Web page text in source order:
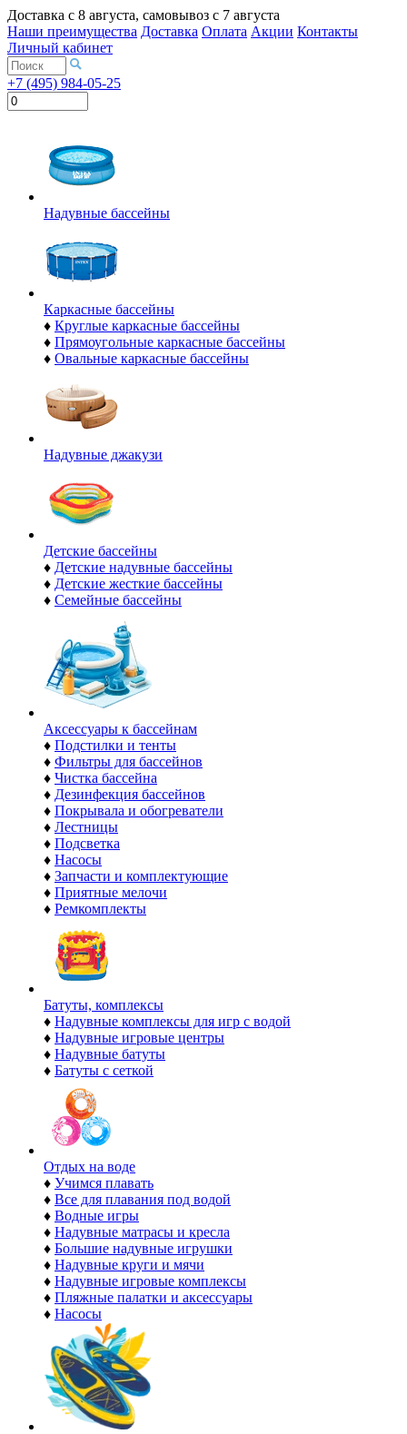
Доставка с 8 августа, самовывоз с 7 августа
Наши преимущества Доставка Оплата Акции Контакты
Личный кабинет
+7 (495) 984-05-25
Надувные бассейны
Каркасные бассейны
♦ Круглые каркасные бассейны
♦ Прямоугольные каркасные бассейны
♦ Овальные каркасные бассейны
Надувные джакузи
Детские бассейны
♦ Детские надувные бассейны
♦ Детские жесткие бассейны
♦ Семейные бассейны
Аксессуары к бассейнам
♦ Подстилки и тенты
♦ Фильтры для бассейнов
♦ Чистка бассейна
♦ Дезинфекция бассейнов
♦ Покрывала и обогреватели
♦ Лестницы
♦ Подсветка
♦ Насосы
♦ Запчасти и комплектующие
♦ Приятные мелочи
♦ Ремкомплекты
Батуты, комплексы
♦ Надувные комплексы для игр с водой
♦ Надувные игровые центры
♦ Надувные батуты
♦ Батуты с сеткой
Отдых на воде
♦ Учимся плавать
♦ Все для плавания под водой
♦ Водные игры
♦ Надувные матрасы и кресла
♦ Большие надувные игрушки
♦ Надувные круги и мячи
♦ Надувные игровые комплексы
♦ Пляжные палатки и аксессуары
♦ Насосы